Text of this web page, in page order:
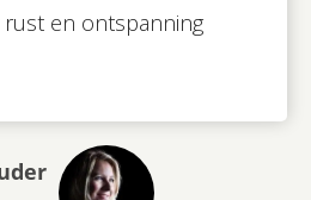
en ontspanning